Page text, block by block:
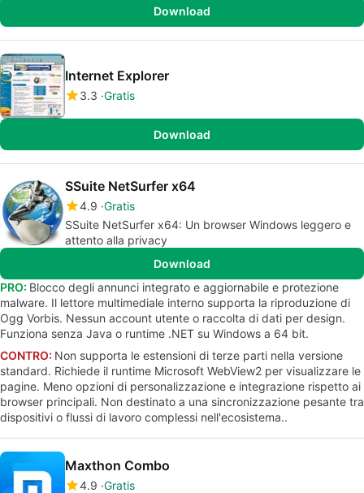
Download
Internet Explorer
3.3 Gratis
Download
SSuite NetSurfer x64
4.9 Gratis
SSuite NetSurfer x64: Un browser Windows leggero e
attento alla privacy
Download
PRO: Blocco degli annunci integrato e aggiornabile e protezione
malware. Il lettore multimediale interno supporta la riproduzione di
Ogg Vorbis. Nessun account utente o raccolta di dati per design.
Funziona senza Java o runtime .NET su Windows a 64 bit.
CONTRO: Non supporta le estensioni di terze parti nella versione
standard. Richiede il runtime Microsoft WebView2 per visualizzare le
pagine. Meno opzioni di personalizzazione e integrazione rispetto ai
browser principali. Non destinato a una sincronizzazione pesante tra
dispositivi o flussi di lavoro complessi nell'ecosistema..
Maxthon Combo
4.9 Gratis